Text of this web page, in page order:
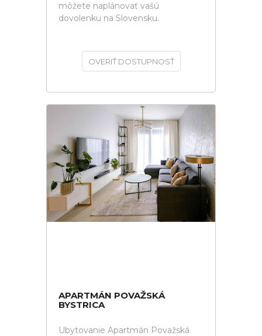
môžete naplánovať vašú
dovolenku na Slovensku.
OVERIŤ DOSTUPNOSŤ
APARTMÁN POVAŽSKÁ
BYSTRICA
Ubytovanie Apartmán Považská